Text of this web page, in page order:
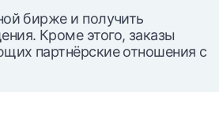
бирже и получить
Кроме этого, заказы
партнёрские отношения с